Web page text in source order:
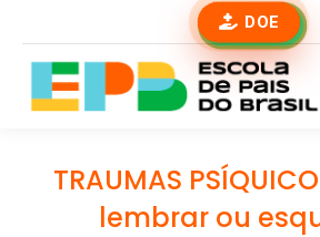
DOE
TRAUMAS
lembrar ou